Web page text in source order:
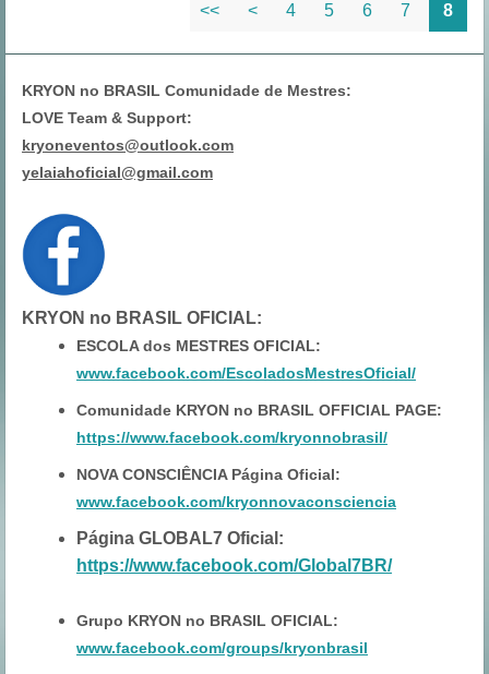
<< < 4 5 6 7 8
KRYON no BRASIL Comunidade de Mestres:
LOVE Team & Support:
kryoneventos@outlook.com
yelaiahoficial@gmail.com
KRYON no BRASIL OFICIAL:
ESCOLA dos MESTRES OFICIAL:
www.facebook.com/EscoladosMestresOficial/
Comunidade KRYON no BRASIL OFFICIAL PAGE:
https://www.facebook.com/kryonnobrasil/
NOVA CONSCIÊNCIA Página Oficial:
www.facebook.com/kryonnovaconsciencia
Página GLOBAL7 Oficial:
https://www.facebook.com/Global7BR/
Grupo KRYON no BRASIL OFICIAL:
www.facebook.com/groups/kryonbrasil